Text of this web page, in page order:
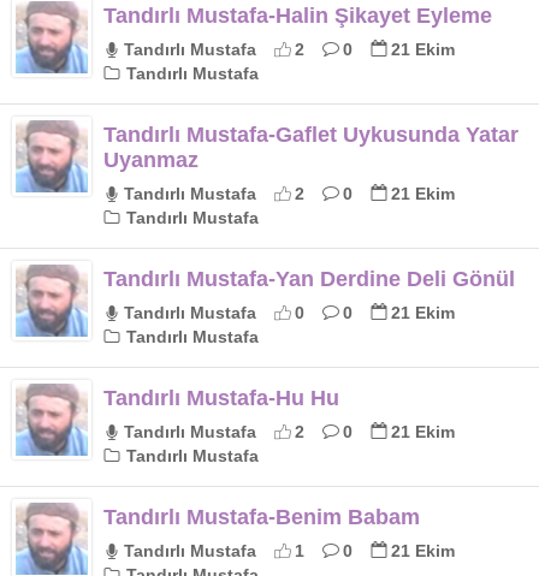
Tandırlı Mustafa-Halin Şikayet Eyleme
Tandırlı Mustafa 2 0
21 Ekim
Tandırlı Mustafa
Tandırlı Mustafa-Gaflet Uykusunda Yatar
Uyanmaz
Tandırlı Mustafa 2 0
21 Ekim
Tandırlı Mustafa
Tandırlı Mustafa-Yan Derdine Deli Gönül
Tandırlı Mustafa 0 0
21 Ekim
Tandırlı Mustafa
Tandırlı Mustafa-Hu Hu
Tandırlı Mustafa 2 0
21 Ekim
Tandırlı Mustafa
Tandırlı Mustafa-Benim Babam
Tandırlı Mustafa 1 0
21 Ekim